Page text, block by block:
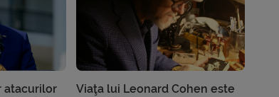
atacurilor
Viaţa lui Leonard Cohen este